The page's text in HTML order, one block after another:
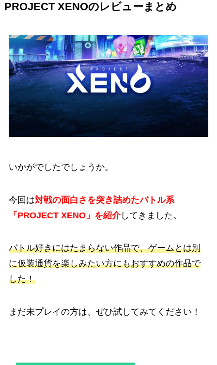
PROJECT XENOのレビューまとめ
いかがでしたでしょうか。
今回は対戦の面白さを突き詰めたバトル系
「PROJECT XENO」を紹介してきました。
バトル好きにはたまらない作品で、ゲームとは別
に仮装通貨を楽しみたい方にもおすすめの作品で
した！
まだ未プレイの方は、ぜひ試してみてください！